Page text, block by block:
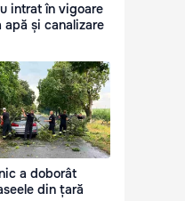
intrat în vigoare
apă și canalizare
a doborât
din țară